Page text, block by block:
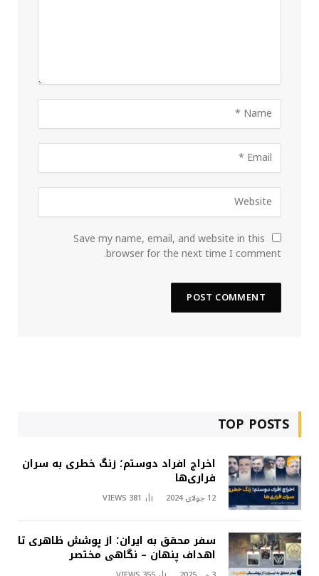
Save my name, email, and website in this
browser for the next time I comment.
TOP POSTS
اخراج افراد دوستم؛ زنگ خطری به سران
فراری‌ها
12 جولای 2024 381
VIEWS
سفر محقق به ایران؛ از پوشش ظاهری تا
اهداف پنهان – نگاهی مختصر